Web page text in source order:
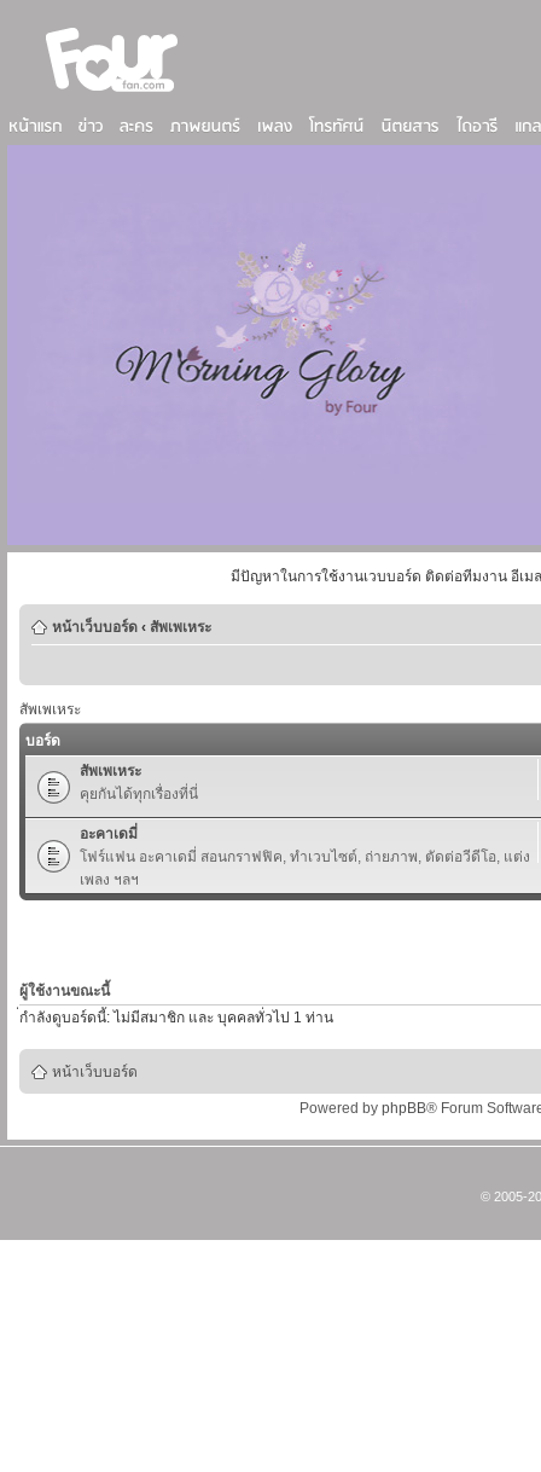
มีปัญหาในการใช้งานเวบบอร์ด ติดต่อทีมงาน อีเม
หน้าเว็บบอร์ด ‹ สัพเพเหระ
สัพเพเหระ
บอร์ด
สัพเพเหระ
คุยกันได้ทุกเรื่องที่นี่
อะคาเดมี่
โฟร์แฟน อะคาเดมี่ สอนกราฟฟิค, ทำเวบไซต์, ถ่ายภาพ, ตัดต่อวีดีโอ, แต่ง
เพลง ฯลฯ
ผู้ใช้งานขณะนี้
่กำลังดูบอร์ดนี้: ไม่มีสมาชิก และ บุคคลทั่วไป 1 ท่าน
หน้าเว็บบอร์ด
Powered by phpBB® Forum
© 2005-